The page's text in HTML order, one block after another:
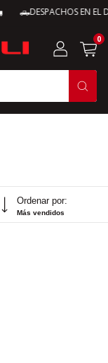
🛻DESPACHOS EN EL
0
Ordenar por:
Más vendidos